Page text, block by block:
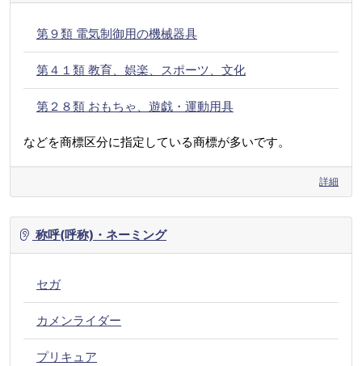
第９類 電気制御用の機械器具
第４１類 教育、娯楽、スポーツ、文化
第２８類 おもちゃ、遊戯・運動用具
などを商標区分に指定している商標が多いです。
詳細
称呼(呼称)・ネーミング
セガ
カメンライダー
プリキュア